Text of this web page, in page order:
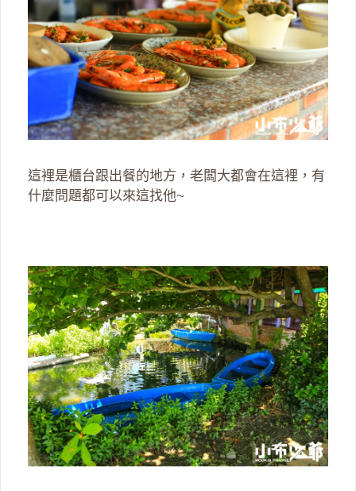
這裡是櫃台跟出餐的地方，老闆大都會在這裡，有
什麼問題都可以來這找他~